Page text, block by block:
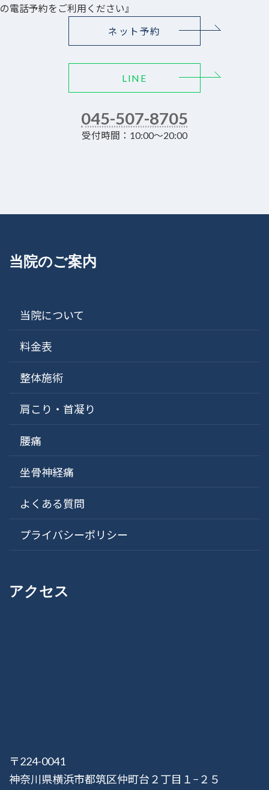
の電話予約をご利用ください』
ネット予約
LINE
045-507-8705
受付時間：10:00～20:00
当院のご案内
当院について
料金表
整体施術
肩こり・首凝り
腰痛
坐骨神経痛
よくある質問
プライバシーポリシー
アクセス
〒224-0041
神奈川県横浜市都筑区仲町台２丁目１−２５